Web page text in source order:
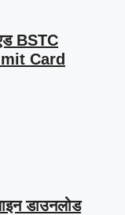
BSTC
Card
डाउनलोड